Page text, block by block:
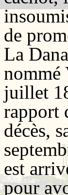
de
La
nommé
juillet
rapport
décès,
est
pour